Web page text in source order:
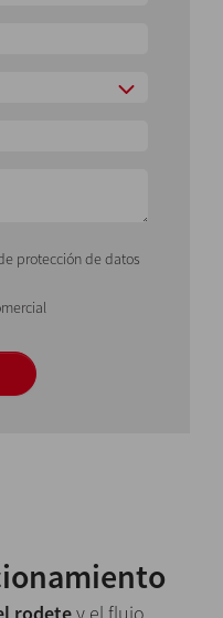
protección de datos
rodetey el flujo